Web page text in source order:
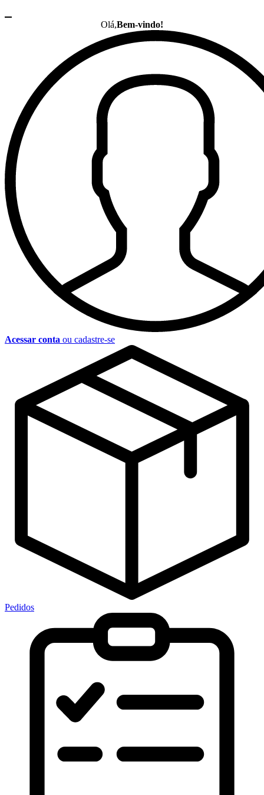
Olá,Bem-vindo!
Acessar conta ou cadastre-se
Pedidos